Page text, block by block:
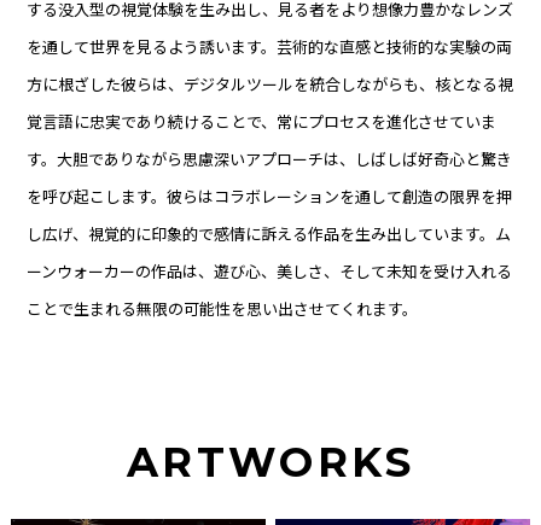
する没入型の視覚体験を生み出し、見る者をより想像力豊かなレンズ
を通して世界を見るよう誘います。芸術的な直感と技術的な実験の両
方に根ざした彼らは、デジタルツールを統合しながらも、核となる視
覚言語に忠実であり続けることで、常にプロセスを進化させていま
す。大胆でありながら思慮深いアプローチは、しばしば好奇心と驚き
を呼び起こします。彼らはコラボレーションを通して創造の限界を押
し広げ、視覚的に印象的で感情に訴える作品を生み出しています。ム
ーンウォーカーの作品は、遊び心、美しさ、そして未知を受け入れる
ことで生まれる無限の可能性を思い出させてくれます。
ARTWORKS